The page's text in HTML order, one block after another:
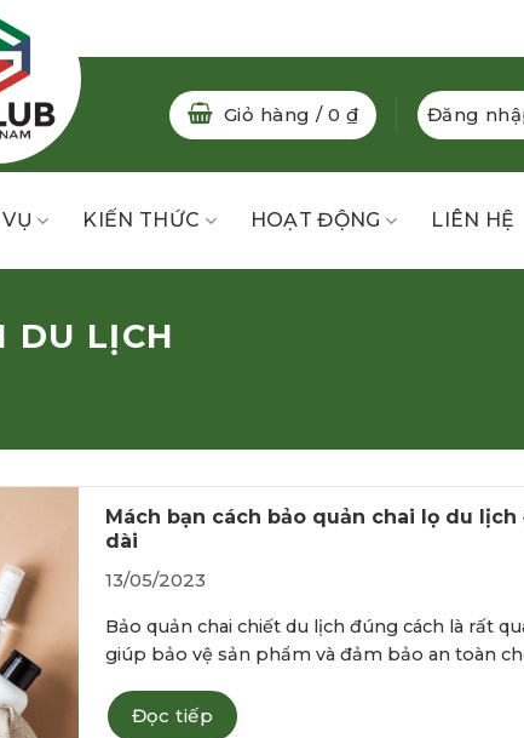
Giỏ hàng / 0 ₫ Đăng
KIẾN THỨC HOẠT ĐỘNG LIÊN HỆ
DU LỊCH
Mách bạn cách bảo quản chai lọ du
dài
13/05/2023
Bảo quản chai chiết du lịch đúng cách là rất
giúp bảo vệ sản phẩm và đảm bảo an toàn
Đọc tiếp